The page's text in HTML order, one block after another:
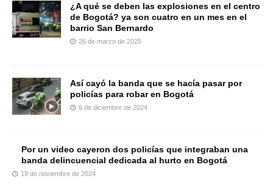
¿A qué se deben las explosiones en el centro
de Bogotá? ya son cuatro en un mes en el
barrio San Bernardo
26 de marzo de 2025
Así cayó la banda que se hacía pasar por
policías para robar en Bogotá
6 de diciembre de 2024
Por un video cayeron dos policías que integraban una
banda delincuencial dedicada al hurto en Bogotá
19 de noviembre de 2024